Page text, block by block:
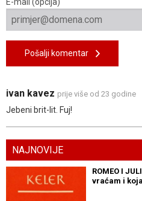
Pošalji komentar
ivan kavez prije više od 23 godine
Jebeni brit-lit. Fuj!
NAJNOVIJE
ROMEO I
vraćam i